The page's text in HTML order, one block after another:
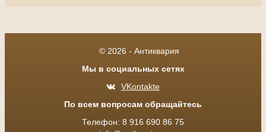
© 2026 - Антиквария
Мы в социальных сетях
VKontakte
По всем вопросам обращайтесь
Телефон: 8 916 690 86 75